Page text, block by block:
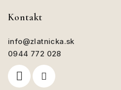
Kontakt
info@zlatnicka.sk
0944 772 028